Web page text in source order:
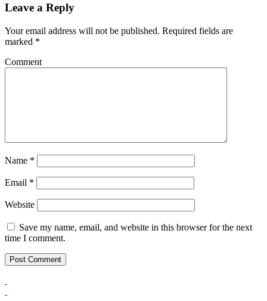
Leave a Reply
Your email address will not be published. Required fields are
marked *
Comment
Name *
Email *
Website
Save my name, email, and website in this browser for the next
time I comment.